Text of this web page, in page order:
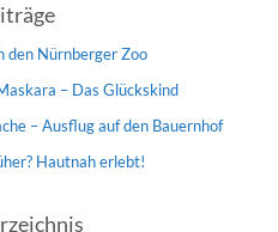
den Nürnberger Zoo
– Das Glückskind
– Ausflug auf den Bauernhof
Hautnah erlebt!